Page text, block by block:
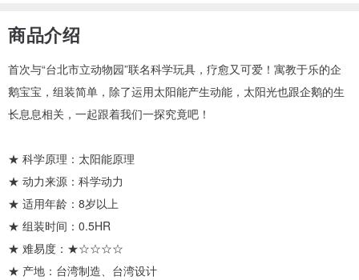
商品介绍
首次与“台北市立动物园”联名科学玩具，疗愈又可爱！寓教于乐的企
鹅宝宝，组装简单，除了运用太阳能产生动能，太阳光也跟企鹅的生
长息息相关，一起跟着我们一探究竟吧！
★ 科学原理：太阳能原理
★ 动力来源：科学动力
★ 适用年龄：8岁以上
★ 组装时间：0.5HR
★ 难易度：★☆☆☆☆
★ 产地：台湾制造、台湾设计